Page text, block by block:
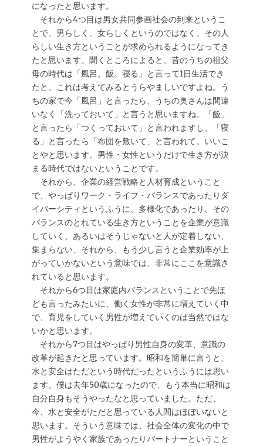
になったと思います。
それから4つ目は男女共同参画社会の到来というこ
とで、男らしく、女らしくというのではなく、その人
らしい生き方ということが求められるようになってき
たと思います。聞くところによると、昔のうちの祖父
母の時代は「風呂。飯。寝る」と言って1日生活でき
たと。これは考えてみるとうらやましいですよね。う
ちの家で今「風呂」と言ったら、うちの奥さんは間違
いなく「洗っておいて」と言うと思いますね。「飯」
と言ったら「つくっておいて」と言われますし、「寝
る」と言ったら「布団を敷いて」と言われて。いいこ
とやと思います。男性・女性というだけで生き方が決
まる時代ではないということです。
それから、企業の経営戦略と人材育成ということ
で、やっぱりワーク・ライフ・バランスであったりダ
イバーシティというふうに、多様化であったり、その
バランスのとれている生き方ということを企業が意識
していく、あるいはそうじゃないと人が定着しない、
集まらない、それから、もう少し言うと企業効率が上
がっていかないという意味では、非常にここを意識さ
れていると思います。
それから6つ目は家庭内バランスということで先ほ
ども言ったみたいに、働く女性が非常に増えていく中
で、育児をしていく男性が増えていくのは当然ではな
いかと思います。
それから7つ目はやっぱり男性自身の変革、意識の
改革が起きたと思っています。昭和を簡単に言うと、
水と安全はただという時代だったというふうには思い
ます。僕は去年50歳になったので、もう本当に昭和は
自分自身もそうやったなと思っていました。ただ、
今、水と安全がただと思っている人間はほぼいないと
思います。そういう意味では、社会全体の変化の中で
男性がようやく家族であったりパートナーということ